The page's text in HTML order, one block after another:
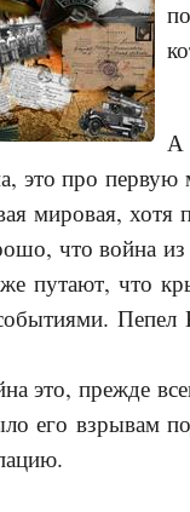
А
это про
мировая,
что война
путают, что
это, прежде
его взрывам